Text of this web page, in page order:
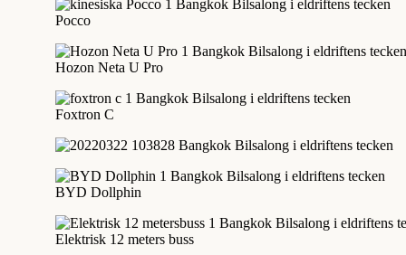
Pocco
Hozon Neta U Pro
Foxtron C
BYD Dollphin
Elektrisk 12 meters buss